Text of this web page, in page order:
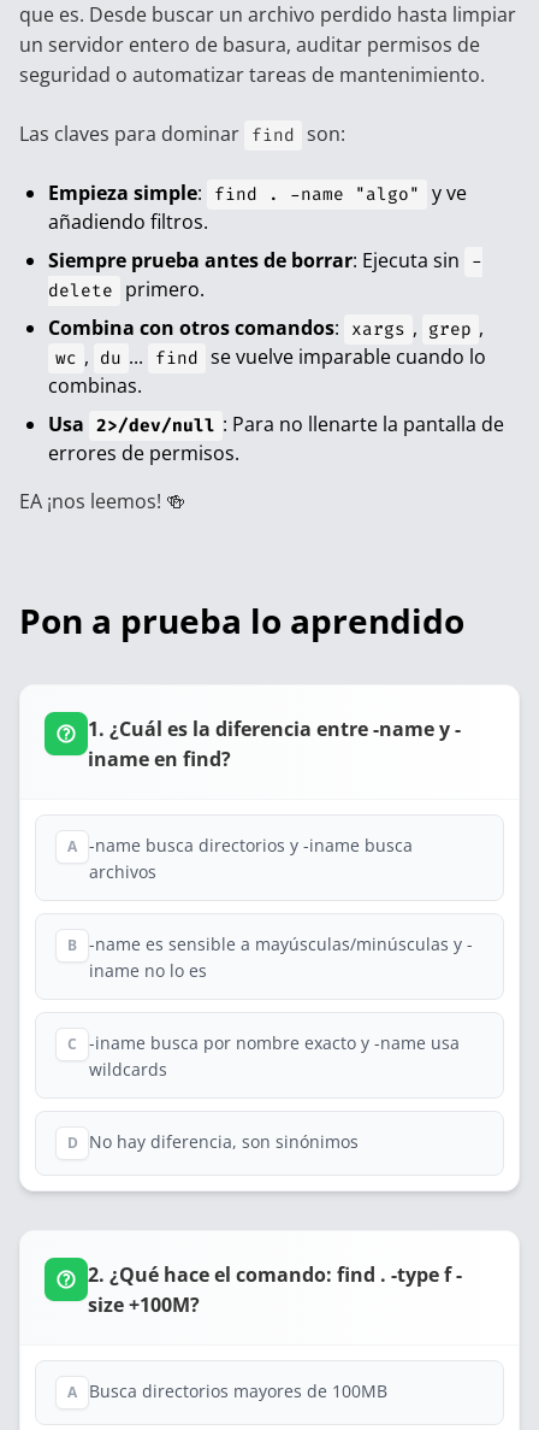
que es. Desde buscar un archivo perdido hasta limpiar
un servidor entero de basura, auditar permisos de
seguridad o automatizar tareas de mantenimiento.
Las claves para dominar find son:
Empieza simple: find . -name "algo"
y ve
añadiendo filtros.
Siempre prueba antes de borrar: Ejecuta sin
-
delete
primero.
Combina con otros comandos: xargs , grep ,
wc , du ... find se vuelve imparable cuando lo
combinas.
Usa 2>/dev/null : Para no llenarte la pantalla de
errores de permisos.
EA ¡nos leemos! 🍻
Pon a prueba lo aprendido
1. ¿Cuál es la diferencia entre -name y -
iname en find?
A -name busca directorios y -iname busca
archivos
B -name es sensible a mayúsculas/minúsculas y -
iname no lo es
C
-iname busca por nombre exacto y -name usa
wildcards
D No hay diferencia, son sinónimos
2. ¿Qué hace el comando: find . -type f -
size +100M?
A Busca directorios mayores de 100MB